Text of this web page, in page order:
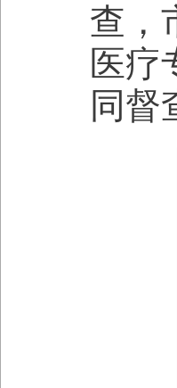
查，
医疗
同督